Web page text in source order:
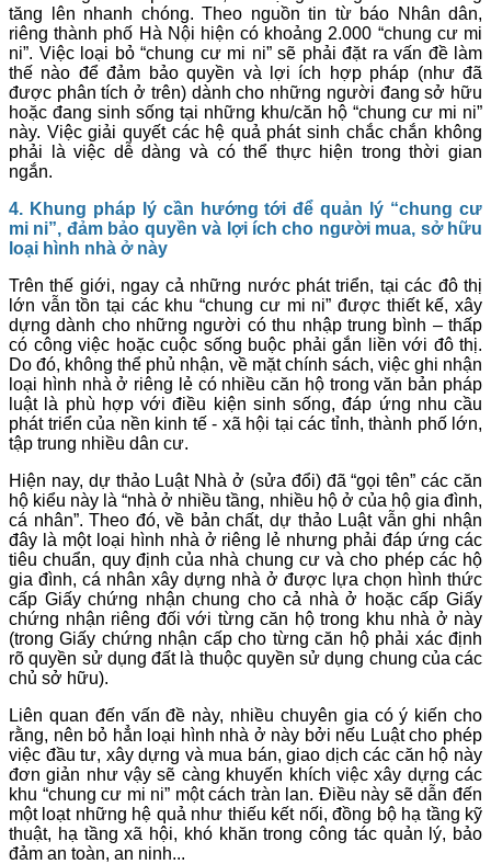
tăng lên nhanh chóng. Theo nguồn tin từ báo Nhân dân,
riêng thành phố Hà Nội hiện có khoảng 2.000 “chung cư mi
ni”. Việc loại bỏ “chung cư mi ni” sẽ phải đặt ra vấn đề làm
thế nào để đảm bảo quyền và lợi ích hợp pháp (như đã
được phân tích ở trên) dành cho những người đang sở hữu
hoặc đang sinh sống tại những khu/căn hộ “chung cư mi ni”
này. Việc giải quyết các hệ quả phát sinh chắc chắn không
phải là việc dễ dàng và có thể thực hiện trong thời gian
ngắn.
4. Khung pháp lý cần hướng tới để quản lý “chung cư
mi ni”, đảm bảo quyền và lợi ích cho người mua, sở hữu
loại hình nhà ở này
Trên thế giới, ngay cả những nước phát triển, tại các đô thị
lớn vẫn tồn tại các khu “chung cư mi ni” được thiết kế, xây
dựng dành cho những người có thu nhập trung bình – thấp
có công việc hoặc cuộc sống buộc phải gắn liền với đô thị.
Do đó, không thể phủ nhận, về mặt chính sách, việc ghi nhận
loại hình nhà ở riêng lẻ có nhiều căn hộ trong văn bản pháp
luật là phù hợp với điều kiện sinh sống, đáp ứng nhu cầu
phát triển của nền kinh tế - xã hội tại các tỉnh, thành phố lớn,
tập trung nhiều dân cư.
Hiện nay, dự thảo Luật Nhà ở (sửa đổi) đã “gọi tên” các căn
hộ kiểu này là “nhà ở nhiều tầng, nhiều hộ ở của hộ gia đình,
cá nhân”. Theo đó, về bản chất, dự thảo Luật vẫn ghi nhận
đây là một loại hình nhà ở riêng lẻ nhưng phải đáp ứng các
tiêu chuẩn, quy định của nhà chung cư và cho phép các hộ
gia đình, cá nhân xây dựng nhà ở được lựa chọn hình thức
cấp Giấy chứng nhận chung cho cả nhà ở hoặc cấp Giấy
chứng nhận riêng đối với từng căn hộ trong khu nhà ở này
(trong Giấy chứng nhận cấp cho từng căn hộ phải xác định
rõ quyền sử dụng đất là thuộc quyền sử dụng chung của các
chủ sở hữu).
Liên quan đến vấn đề này, nhiều chuyên gia có ý kiến cho
rằng, nên bỏ hẳn loại hình nhà ở này bởi nếu Luật cho phép
việc đầu tư, xây dựng và mua bán, giao dịch các căn hộ này
đơn giản như vậy sẽ càng khuyến khích việc xây dựng các
khu “chung cư mi ni” một cách tràn lan. Điều này sẽ dẫn đến
một loạt những hệ quả như thiếu kết nối, đồng bộ hạ tầng kỹ
thuật, hạ tầng xã hội, khó khăn trong công tác quản lý, bảo
đảm an toàn, an ninh...